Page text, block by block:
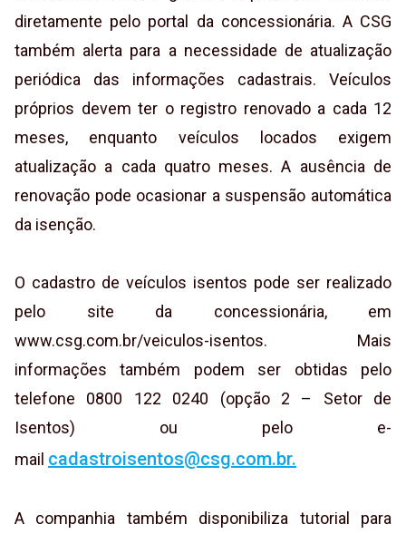
diretamente pelo portal da concessionária. A CSG
também alerta para a necessidade de atualização
periódica das informações cadastrais. Veículos
próprios devem ter o registro renovado a cada 12
meses, enquanto veículos locados exigem
atualização a cada quatro meses. A ausência de
renovação pode ocasionar a suspensão automática
da isenção.
O cadastro de veículos isentos pode ser realizado
pelo site da concessionária, em
www.csg.com.br/veiculos-isentos. Mais
informações também podem ser obtidas pelo
telefone 0800 122 0240 (opção 2 – Setor de
Isentos) ou pelo e-
mail cadastroisentos@csg.com.br.
A companhia também disponibiliza tutorial para